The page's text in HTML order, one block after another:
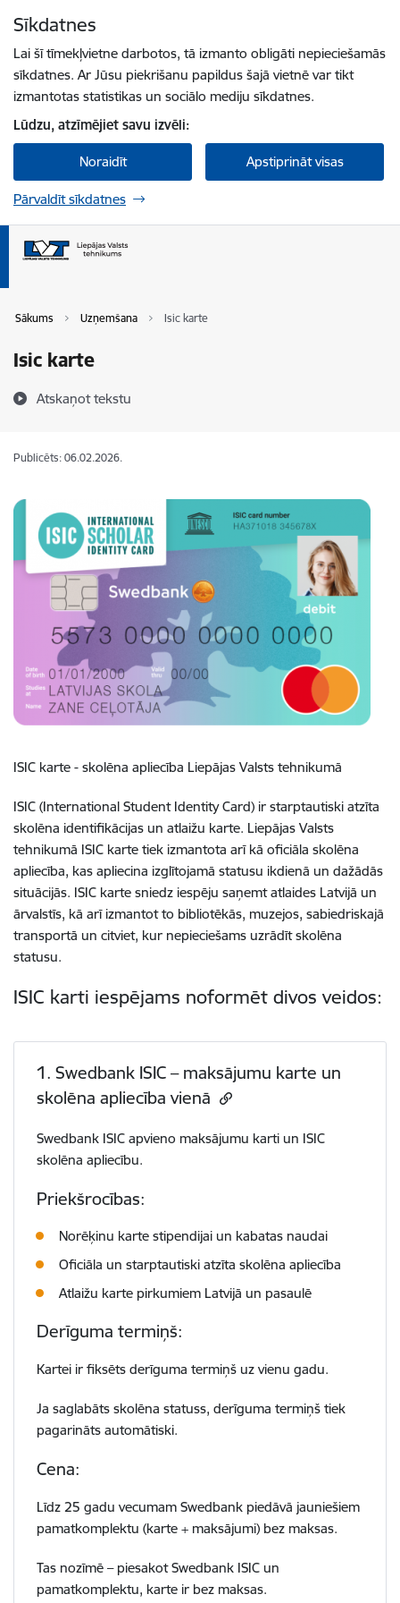
Sīkdatnes
Lai šī tīmekļvietne darbotos, tā izmanto obligāti nepieciešamās
sīkdatnes. Ar Jūsu piekrišanu papildus šajā vietnē var tikt
izmantotas statistikas un sociālo mediju sīkdatnes.
Lūdzu, atzīmējiet savu izvēli:
Noraidīt Apstiprināt visas
Pārvaldīt sīkdatnes
Sākums Uzņemšana Isic karte
Isic karte
Atskaņot tekstu
Publicēts: 06.02.2026.
ISIC karte - skolēna apliecība Liepājas Valsts tehnikumā
ISIC (International Student Identity Card) ir starptautiski atzīta
skolēna identifikācijas un atlaižu karte. Liepājas Valsts
tehnikumā ISIC karte tiek izmantota arī kā oficiāla skolēna
apliecība, kas apliecina izglītojamā statusu ikdienā un dažādās
situācijās. ISIC karte sniedz iespēju saņemt atlaides Latvijā un
ārvalstīs, kā arī izmantot to bibliotēkās, muzejos, sabiedriskajā
transportā un citviet, kur nepieciešams uzrādīt skolēna
statusu.
ISIC karti iespējams noformēt divos veidos:
1. Swedbank ISIC – maksājumu karte un
skolēna apliecība vienā
Swedbank ISIC apvieno maksājumu karti un ISIC
skolēna apliecību.
Priekšrocības:
Norēķinu karte stipendijai un kabatas naudai
Oficiāla un starptautiski atzīta skolēna apliecība
Atlaižu karte pirkumiem Latvijā un pasaulē
Derīguma termiņš:
Kartei ir fiksēts derīguma termiņš uz vienu gadu.
Ja saglabāts skolēna statuss, derīguma termiņš tiek
pagarināts automātiski.
Cena:
Līdz 25 gadu vecumam Swedbank piedāvā jauniešiem
pamatkomplektu (karte + maksājumi) bez maksas.
Tas nozīmē – piesakot Swedbank ISIC un
pamatkomplektu, karte ir bez maksas.